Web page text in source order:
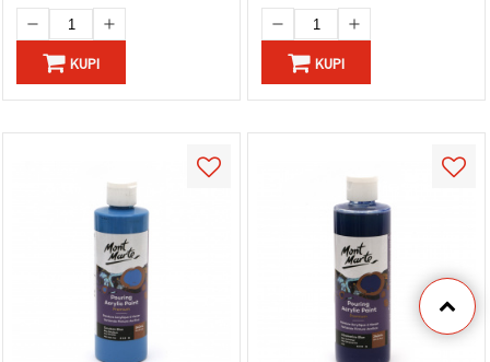
KUPI KUPI